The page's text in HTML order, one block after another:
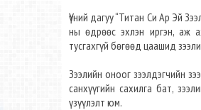
Үүний дагуу “Титан Си Ар Эй
ны өдрөөс эхлэн иргэн, аж
тусгахгүй бөгөөд цаашид
Зээлийн оноог зээлдэгчийн
санхүүгийн сахилга бат,
үзүүлэлт юм.